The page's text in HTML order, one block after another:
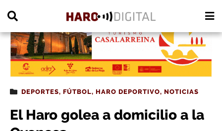
DEPORTES, FÚTBOL, HARO DEPORTIVO, NOTICIAS
El Haro golea a domicilio a la